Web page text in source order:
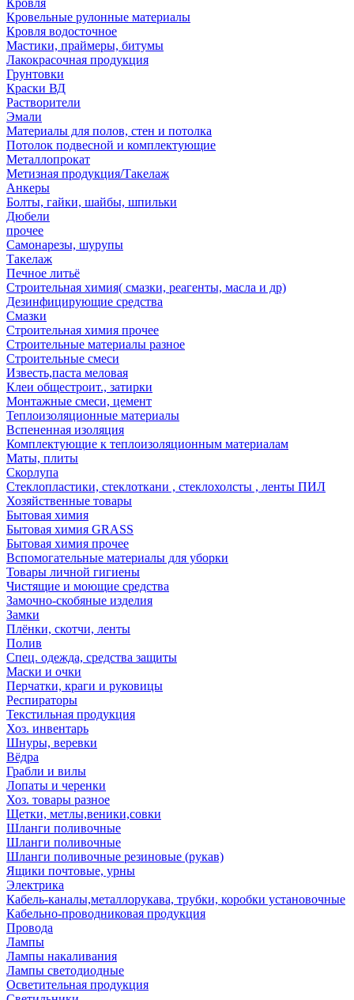
Кровля
Кровельные рулонные материалы
Кровля водосточное
Мастики, праймеры, битумы
Лакокрасочная продукция
Грунтовки
Краски ВД
Растворители
Эмали
Материалы для полов, стен и потолка
Потолок подвесной и комплектующие
Металлопрокат
Метизная продукция/Такелаж
Анкеры
Болты, гайки, шайбы, шпильки
Дюбели
прочее
Самонарезы, шурупы
Такелаж
Печное литьё
Строительная химия( смазки, реагенты, масла и др)
Дезинфицирующие средства
Смазки
Строительная химия прочее
Строительные материалы разное
Строительные смеси
Известь,паста меловая
Клеи общестроит., затирки
Монтажные смеси, цемент
Теплоизоляционные материалы
Вспененная изоляция
Комплектующие к теплоизоляционным материалам
Маты, плиты
Скорлупа
Стеклопластики, стеклоткани , стеклохолсты , ленты ПИЛ
Хозяйственные товары
Бытовая химия
Бытовая химия GRASS
Бытовая химия прочее
Вспомогательные материалы для уборки
Товары личной гигиены
Чистящие и моющие средства
Замочно-скобяные изделия
Замки
Плёнки, скотчи, ленты
Полив
Спец. одежда, средства защиты
Маски и очки
Перчатки, краги и руковицы
Респираторы
Текстильная продукция
Хоз. инвентарь
Шнуры, веревки
Вёдра
Грабли и вилы
Лопаты и черенки
Хоз. товары разное
Щетки, метлы,веники,совки
Шланги поливочные
Шланги поливочные
Шланги поливочные резиновые (рукав)
Ящики почтовые, урны
Электрика
Кабель-каналы,металлорукава, трубки, коробки установочные
Кабельно-проводниковая продукция
Провода
Лампы
Лампы накаливания
Лампы светодиодные
Осветительная продукция